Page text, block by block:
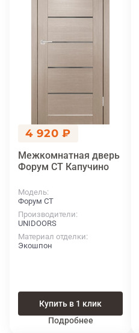
4 920 ₽
Межкомнатная дверь
Форум СТ Капучино
Модель
Форум СТ
Производители
UNIDOORS
Материал отделки
Экошпон
Купить в 1 клик
Подробнее